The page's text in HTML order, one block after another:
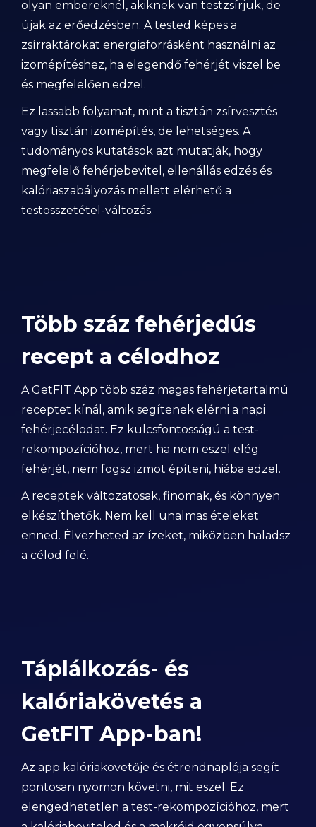
olyan embereknél, akiknek van testzsírjuk, de
újak az erőedzésben. A tested képes a
zsírraktárokat energiaforrásként használni az
izomépítéshez, ha elegendő fehérjét viszel be
és megfelelően edzel.
Ez lassabb folyamat, mint a tisztán zsírvesztés
vagy tisztán izomépítés, de lehetséges. A
tudományos kutatások azt mutatják, hogy
megfelelő fehérjebevitel, ellenállás edzés és
kalóriaszabályozás mellett elérhető a
testösszetétel-változás.
Több száz fehérjedús
recept a célodhoz
A GetFIT App több száz magas fehérjetartalmú
receptet kínál, amik segítenek elérni a napi
fehérjecélodat. Ez kulcsfontosságú a test-
rekompozícióhoz, mert ha nem eszel elég
fehérjét, nem fogsz izmot építeni, hiába edzel.
A receptek változatosak, finomak, és könnyen
elkészíthetők. Nem kell unalmas ételeket
enned. Élvezheted az ízeket, miközben haladsz
a célod felé.
Táplálkozás- és
kalóriakövetés a
GetFIT App-ban!
Az app kalóriakövetője és étrendnaplója segít
pontosan nyomon követni, mit eszel. Ez
elengedhetetlen a test-rekompozícióhoz, mert